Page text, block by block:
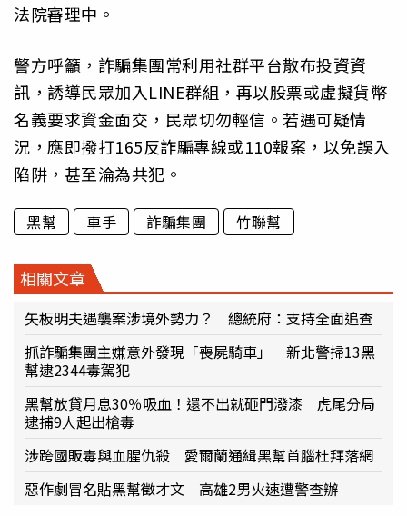
法院審理中。
警方呼籲，詐騙集團常利用社群平台散布投資資
訊，誘導民眾加入LINE群組，再以股票或虛擬貨幣
名義要求資金面交，民眾切勿輕信。若遇可疑情
況，應即撥打165反詐騙專線或110報案，以免誤入
陷阱，甚至淪為共犯。
黑幫 車手 詐騙集團 竹聯幫
相關文章
矢板明夫遇襲案涉境外勢力？ 總統府：支持全面追查
抓詐騙集團主嫌意外發現「喪屍騎車」 新北警掃13黑
幫逮2344毒駕犯
黑幫放貸月息30％吸血！還不出就砸門潑漆 虎尾分局
逮捕9人起出槍毒
涉跨國販毒與血腥仇殺 愛爾蘭通緝黑幫首腦杜拜落網
惡作劇冒名貼黑幫徵才文 高雄2男火速遭警查辦